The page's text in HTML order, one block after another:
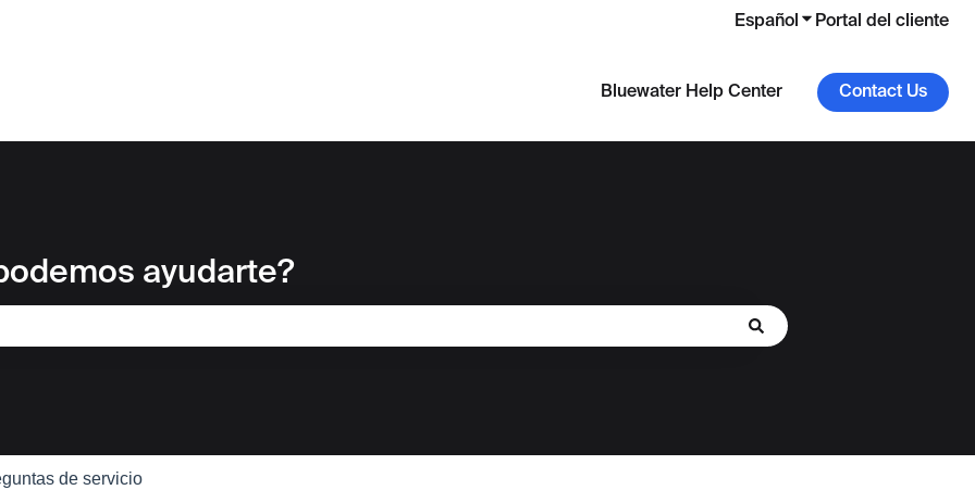
Español Traducciones de
Portal del cliente
Bluewater Help Center Contact Us
ayudarte?
de servicio